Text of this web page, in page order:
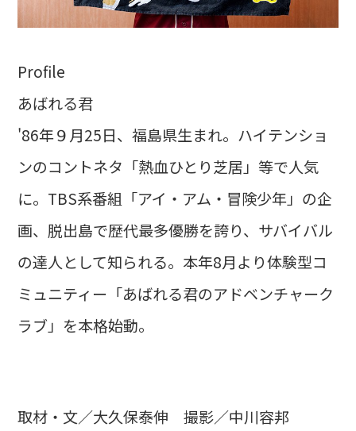
Profile
あばれる君
'86年９月25日、福島県生まれ。ハイテンショ
ンのコントネタ「熱血ひとり芝居」等で人気
に。TBS系番組「アイ・アム・冒険少年」の企
画、脱出島で歴代最多優勝を誇り、サバイバル
の達人として知られる。本年8月より体験型コ
ミュニティー「あばれる君のアドベンチャーク
ラブ」を本格始動。
取材・文／大久保泰伸 撮影／中川容邦